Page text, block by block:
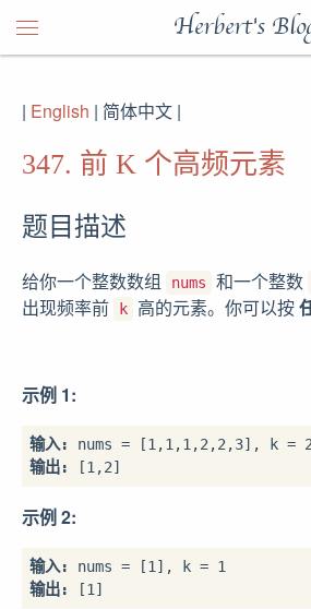
Herbert's
| English | 简体中文 |
347. 前 K 个高频元素
题目描述
给你一个整数数组 nums 和一个整数
出现频率前
k 高的元素。你可以按
示例 1:
输入:
输出:
示例 2:
输入:
输出:
[1]